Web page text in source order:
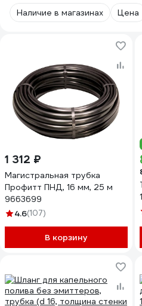
Наличие в магазинах Цена
1 312 ₽
Магистральная трубка
Профитт ПНД, 16 мм, 25 м
9663699
4.6(107)
В корзину